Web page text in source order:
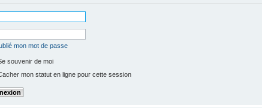
mon mot de passe
souvenir de moi
mon statut en ligne pour cette session